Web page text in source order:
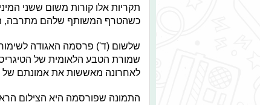
תקריות אלו קורות משום ששני
כשהטרף המשותף שלהם מתרבה,
שלשום (ד') פרסמה האגודה
שמורת הטבע הלאומית של
לאחרונה מאששות את אמונתם של
התמונה שפורסמה היא הצילום